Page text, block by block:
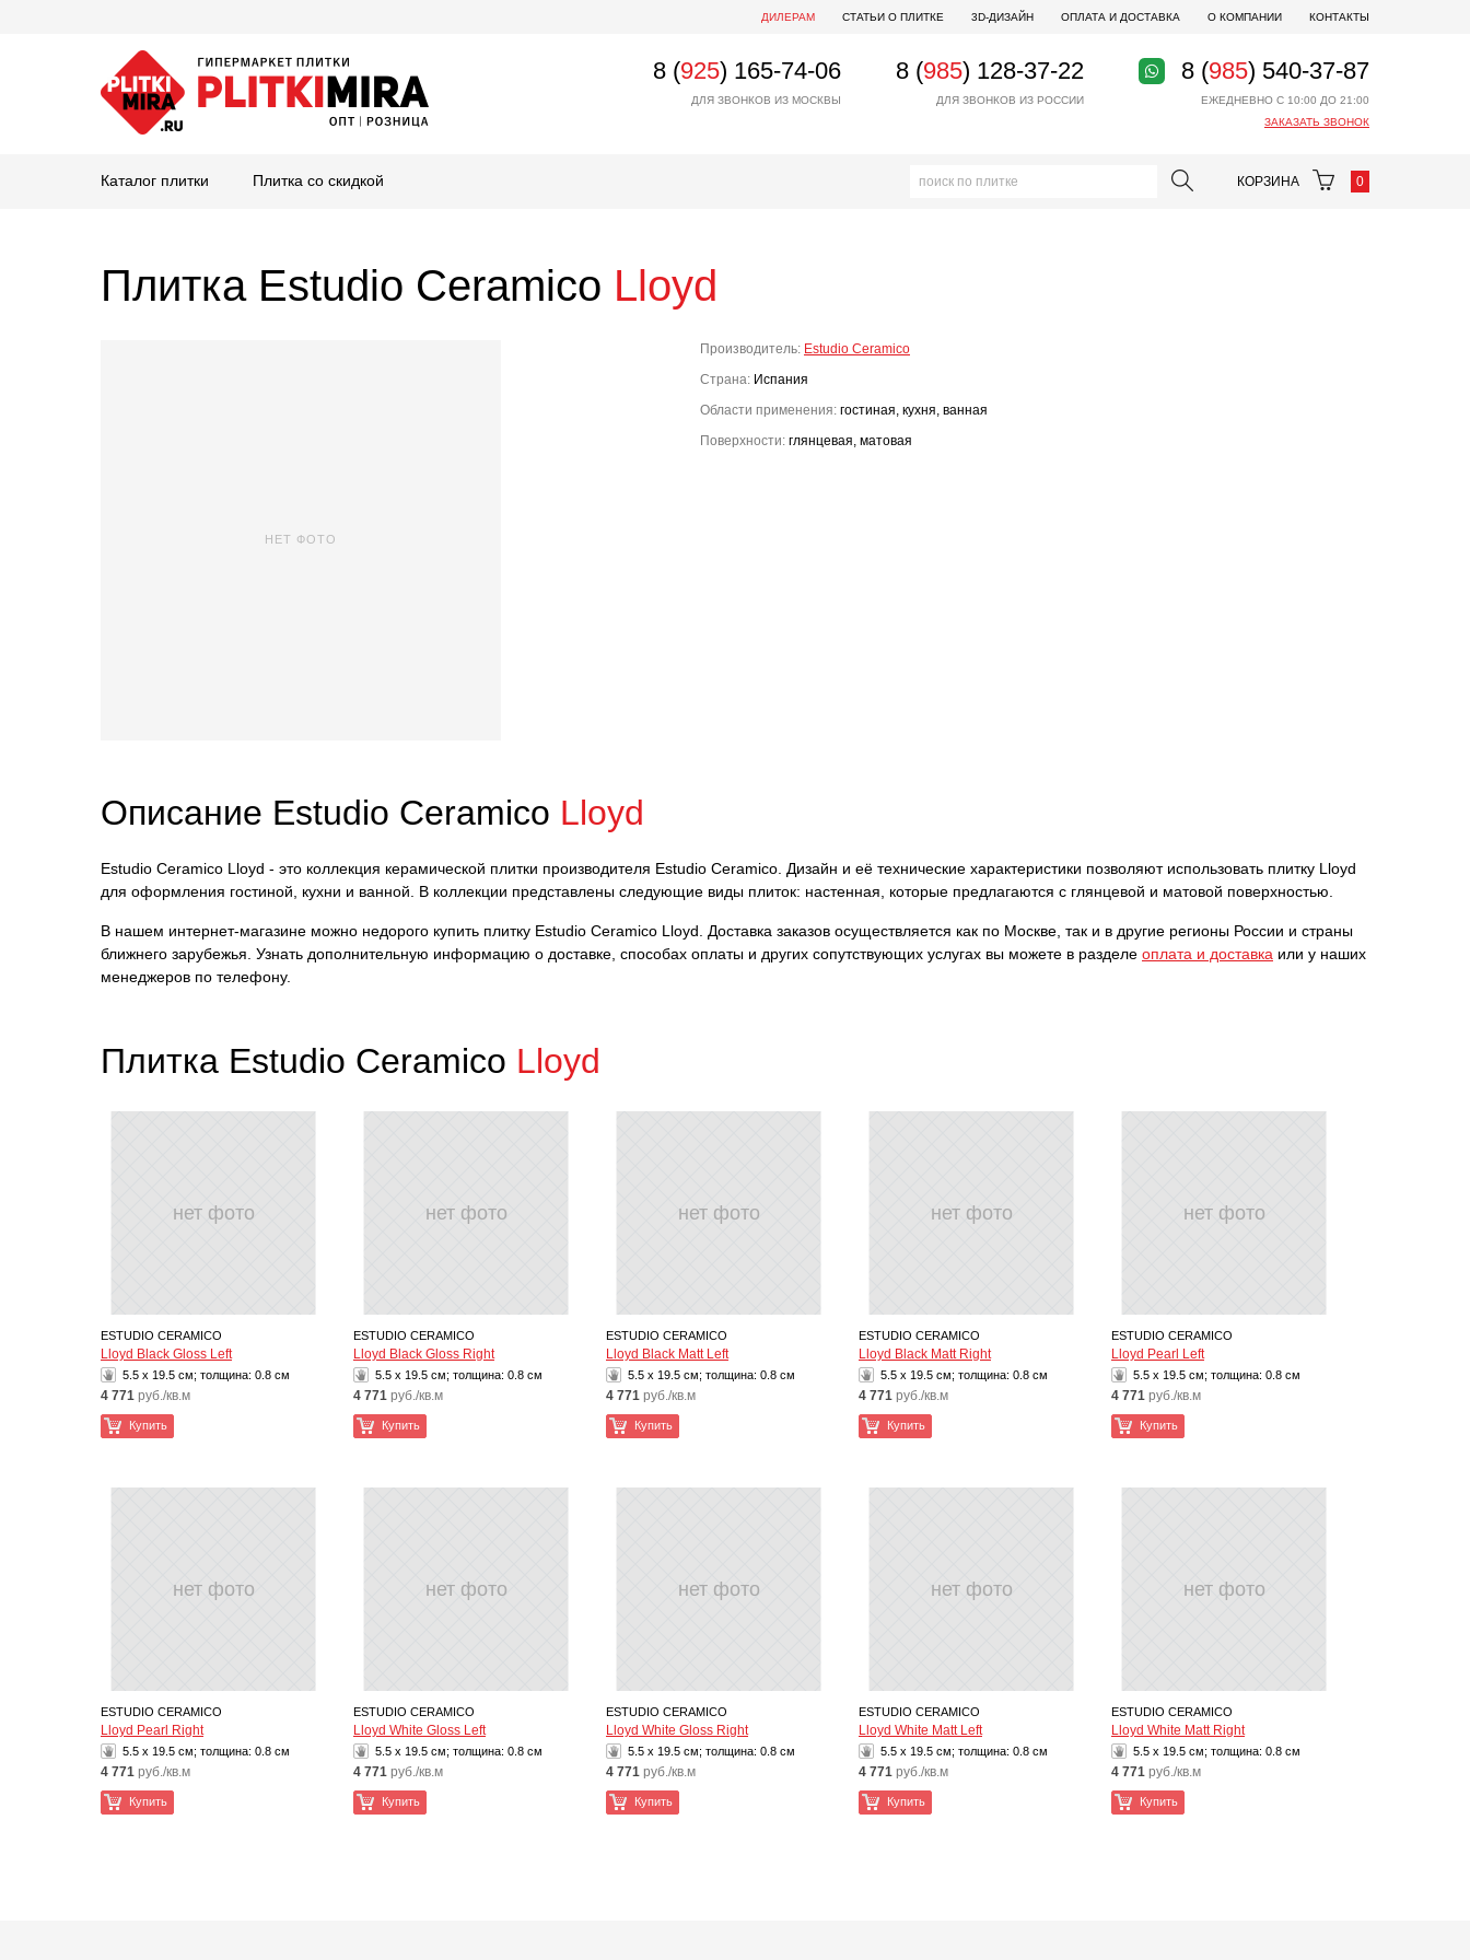
ДИЛЕРАМ СТАТЬИ О ПЛИТКЕ 3D-ДИЗАЙН ОПЛАТА И ДОСТАВКА О КОМПАНИИ КОНТАКТЫ
8 (925) 165-74-06
ДЛЯ ЗВОНКОВ ИЗ МОСКВЫ
8 (985) 128-37-22
ДЛЯ ЗВОНКОВ ИЗ РОССИИ
8 (985) 540-37-87
ЕЖЕДНЕВНО С 10:00 ДО 21:00
ЗАКАЗАТЬ ЗВОНОК
Каталог плитки Плитка со скидкой КОРЗИНА 0
Плитка Estudio Ceramico Lloyd
НЕТ ФОТО
Производитель: Estudio Ceramico
Страна: Испания
Области применения: гостиная, кухня, ванная
Поверхности: глянцевая, матовая
Описание Estudio Ceramico Lloyd
Estudio Ceramico Lloyd - это коллекция керамической плитки производителя Estudio Ceramico. Дизайн и её технические характеристики позволяют использовать плитку Lloyd
для оформления гостиной, кухни и ванной. В коллекции представлены следующие виды плиток: настенная, которые предлагаются с глянцевой и матовой поверхностью.
В нашем интернет-магазине можно недорого купить плитку Estudio Ceramico Lloyd. Доставка заказов осуществляется как по Москве, так и в другие регионы России и страны
ближнего зарубежья. Узнать дополнительную информацию о доставке, способах оплаты и других сопутствующих услугах вы можете в разделе оплата и доставка или у наших
менеджеров по телефону.
Плитка Estudio Ceramico Lloyd
нет фото
ESTUDIO CERAMICO
Lloyd Black Gloss Left
5.5 x 19.5 см; толщина: 0.8 см
4 771 руб./кв.м
Купить
нет фото
ESTUDIO CERAMICO
Lloyd Black Gloss Right
5.5 x 19.5 см; толщина: 0.8 см
4 771 руб./кв.м
Купить
нет фото
ESTUDIO CERAMICO
Lloyd Black Matt Left
5.5 x 19.5 см; толщина: 0.8 см
4 771 руб./кв.м
Купить
нет фото
ESTUDIO CERAMICO
Lloyd Black Matt Right
5.5 x 19.5 см; толщина: 0.8 см
4 771 руб./кв.м
Купить
нет фото
ESTUDIO CERAMICO
Lloyd Pearl Left
5.5 x 19.5 см; толщина: 0.8 см
4 771 руб./кв.м
Купить
нет фото
ESTUDIO CERAMICO
Lloyd Pearl Right
5.5 x 19.5 см; толщина: 0.8 см
4 771 руб./кв.м
Купить
нет фото
ESTUDIO CERAMICO
Lloyd White Gloss Left
5.5 x 19.5 см; толщина: 0.8 см
4 771 руб./кв.м
Купить
нет фото
ESTUDIO CERAMICO
Lloyd White Gloss Right
5.5 x 19.5 см; толщина: 0.8 см
4 771 руб./кв.м
Купить
нет фото
ESTUDIO CERAMICO
Lloyd White Matt Left
5.5 x 19.5 см; толщина: 0.8 см
4 771 руб./кв.м
Купить
нет фото
ESTUDIO CERAMICO
Lloyd White Matt Right
5.5 x 19.5 см; толщина: 0.8 см
4 771 руб./кв.м
Купить